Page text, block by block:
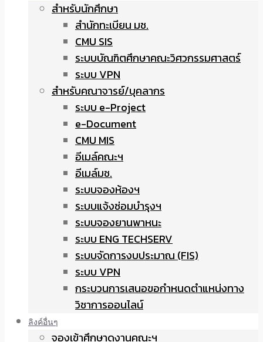
สำหรับนักศึกษา
สำนักทะเบียน มช.
CMU SIS
ระบบบัณฑิตศึกษาคณะวิศวกรรมศาสตร์
ระบบ VPN
สำหรับคณาจารย์/บุคลากร
ระบบ e-Project
e-Document
CMU MIS
อีเมล์คณะฯ
อีเมล์มช.
ระบบจองห้องฯ
ระบบแจ้งซ่อมบำรุงฯ
ระบบจองยานพาหนะ
ระบบ ENG TECHSERV
ระบบจัดการงบประมาณ (FIS)
ระบบ VPN
กระบวนการเสนอขอกำหนดตำแหน่งทาง
วิชาการออนไลน์
ลิงค์อื่นๆ
จองเข้าศึกษาดูงานคณะฯ